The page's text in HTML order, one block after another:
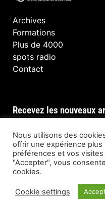
Archives
Formations
Plus de 4000
spots radio
Contact
Recevez les nouveaux
© Tous droits réservés
Nous utilisons des
offrir une expérience
préférences et vos
"Accepter", vous
cookies.
Cookie settings